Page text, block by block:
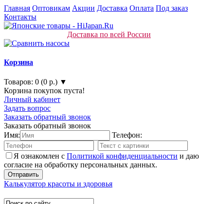
Главная Оптовикам Акции Доставка Оплата Под заказ
Контакты
Доставка по всей России
Корзина
Товаров: 0 (0 р.) ▼
Корзина покупок пуста!
Личный кабинет
Задать вопрос
Заказать обратный звонок
Заказать обратный звонок
Имя:
Телефон:
Я ознакомлен с Политикой конфиденциальности и даю
согласие на обработку персональных данных.
Калькулятор красоты и здоровья